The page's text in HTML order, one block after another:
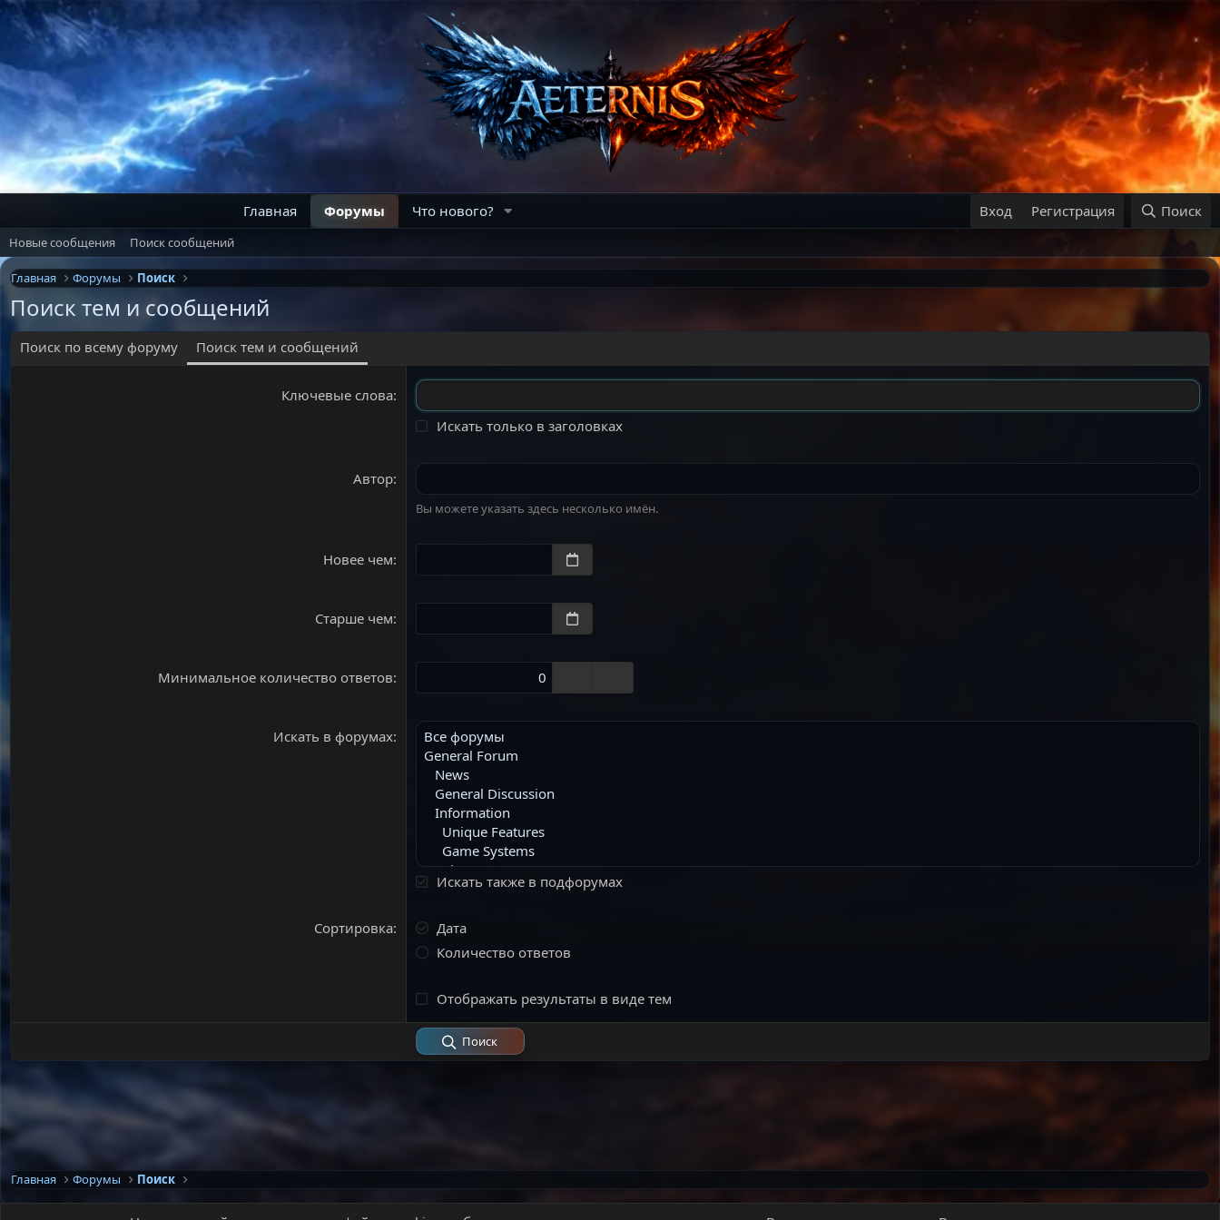
Главная Форумы Что нового? Вход Регистрация Поиск
Новые сообщения Поиск сообщений
Главная Форумы Поиск
Поиск тем и сообщений
Поиск по всему форуму Поиск тем и сообщений
Ключевые слова
Искать только в заголовках
Автор
Вы можете указать здесь несколько имён.
Новее чем
Старше чем
Минимальное количество ответов
Искать в форумах
Искать также в подфорумах
Сортировка
Дата
Количество ответов
Отображать результаты в виде тем
Поиск
Главная Форумы Поиск